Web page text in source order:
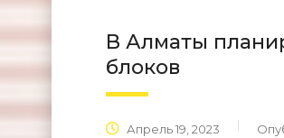
В Алматы
блоков
Апрель 19, 2023